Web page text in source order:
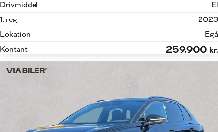
Drivmiddel
El
1. reg.
2023
Lokation
Egå
Kontant
259.900 kr.